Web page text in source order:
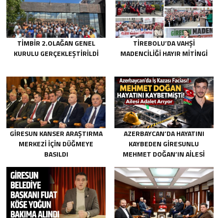
TİMBİR 2.OLAĞAN GENEL
KURULU GERÇEKLEŞTIRILDI
TIREBOLU’DA VAHŞI
MADENCILIĞI HAYIR MITINGI
GIRESUN KANSER ARAŞTIRMA
MERKEZI İÇIN DÜĞMEYE
BASILDI
AZERBAYCAN’DA HAYATINI
KAYBEDEN GIRESUNLU
MEHMET DOĞAN’IN AILESI